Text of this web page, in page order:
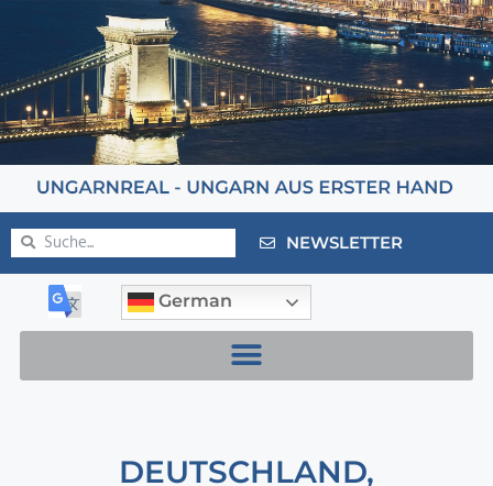
NEWSLETTER
German
DEUTSCHLAND,